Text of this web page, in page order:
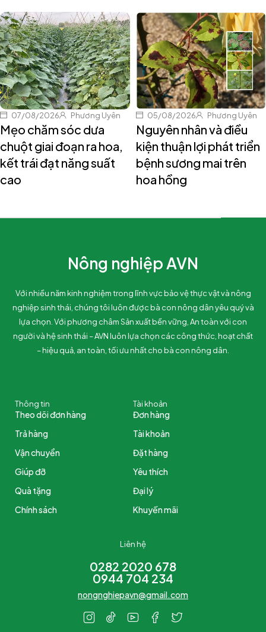
07/08/2026 Phương Uyên
Mẹo chăm sóc dưa
chuột giai đoạn ra hoa,
kết trái đạt năng suất
cao
05/08/2026 Phương Uyên
Nguyên nhân và điều
kiện thuận lợi phát triển
bệnh sương mai trên
hoa hồng
Nông nghiệp AVN
Với nhiều năm kinh nghiệm trong lĩnh vực bảo vệ thực vật và nông
nghiệp sinh thái, chúng tôi luôn được bà con nông dân yêu quý và
lựa chọn. Với phương châm Sản xuất bền vững, An toàn với con
người và hệ sinh thái – AVN luôn lựa chọn các công thức, hoạt chất
– hiệu quả, an toàn, tối ưu nhất cho bà con nông dân.
Thông tin
Theo dõi đơn hàng
Trả hàng
Vận chuyển
Giúp đỡ
Quà tặng
Chính sách
Tài khoản
Đơn hàng
Tài khoản
Đặt hàng
Yêu thích
Đại lý
Khuyến mãi
Liên hệ
0282 2020 678
0944 704 234
nongnghiepavn@gmail.com